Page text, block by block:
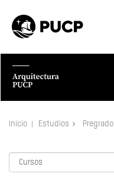
Inicio Estudios Pregrado